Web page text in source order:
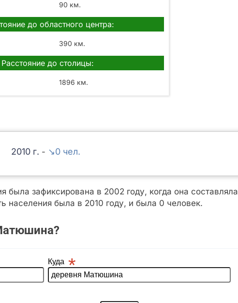
90 км.
до областного центра:
390 км.
Расстояние до столицы:
1896 км.
2010 - ↘0
была зафиксирована в 2002 году, когда она составляла
населения была в 2010 году, и была 0 человек.